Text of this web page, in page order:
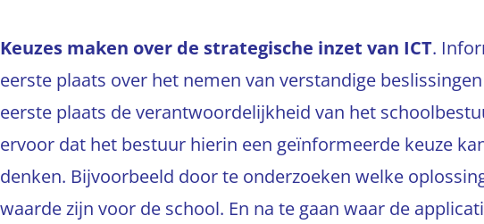
Keuzes maken over de strategische inzet van ICT.
eerste plaats over het nemen van verstandige
eerste plaats de verantwoordelijkheid van het
ervoor dat het bestuur hierin een geïnformeerde keuze
denken. Bijvoorbeeld door te onderzoeken welke
waarde zijn voor de school. En na te gaan waar de